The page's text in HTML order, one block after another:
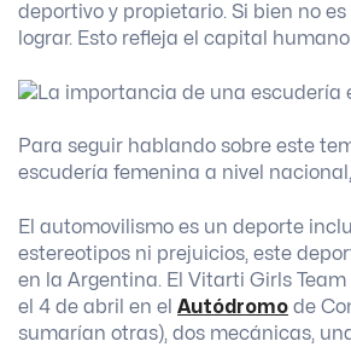
deportivo y propietario. Si bien no
lograr. Esto refleja el capital
Para seguir hablando sobre este
escudería femenina a nivel nacional,
El automovilismo es un deporte
estereotipos ni prejuicios, este
en la Argentina. El Vitarti Girls
el 4 de abril en el Autódromo de
sumarían otras), dos mecánicas,